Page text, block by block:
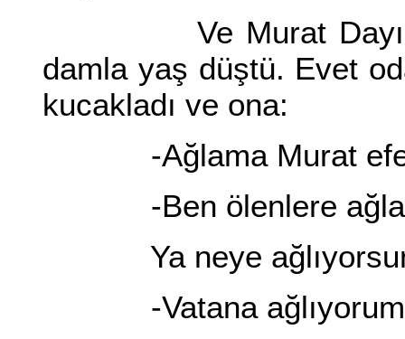
Ve Murat Dayı
damla yaş düştü. Evet
kucakladı ve ona:
-Ağlama Murat
-Ben ölenlere
Ya neye
-Vatana ağlıyorum,